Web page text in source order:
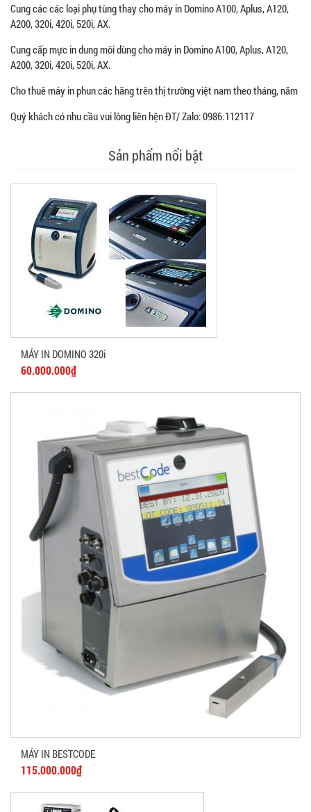
Cung các các loại phụ tùng thay cho máy in Domino A100, Aplus, A120,
A200, 320i, 420i, 520i, AX.
Cung cấp mực in dung môi dùng cho máy in Domino A100, Aplus, A120,
A200, 320i, 420i, 520i, AX.
Cho thuê máy in phun các hãng trên thị trường việt nam theo tháng, năm
Quý khách có nhu cầu vui lòng liên hện ĐT/ Zalo: 0986.112117
Sản phẩm nổi bật
MÁY IN DOMINO 320i
60.000.000₫
MÁY IN BESTCODE
115.000.000₫